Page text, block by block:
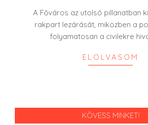
A Főváros az utolsó pillanatban
rakpart lezárását, miközben a
folyamatosan a civilekre
ELOLVASOM
KÖVESS MINKET!